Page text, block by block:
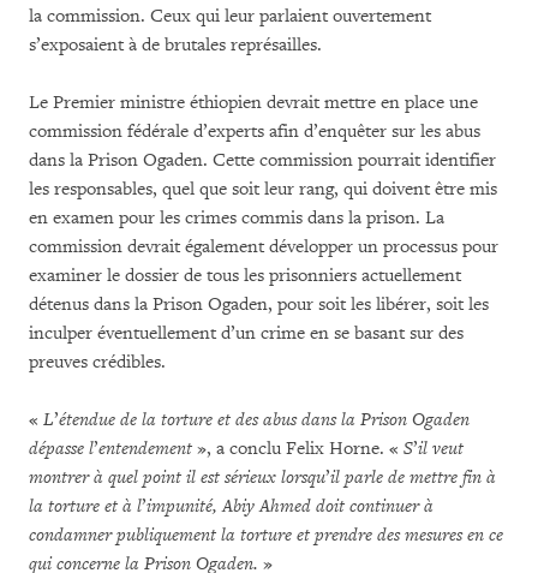
la commission. Ceux qui leur parlaient ouvertement
s’exposaient à de brutales représailles.
Le Premier ministre éthiopien devrait mettre en place une
commission fédérale d’experts afin d’enquêter sur les abus
dans la Prison Ogaden. Cette commission pourrait identifier
les responsables, quel que soit leur rang, qui doivent être mis
en examen pour les crimes commis dans la prison. La
commission devrait également développer un processus pour
examiner le dossier de tous les prisonniers actuellement
détenus dans la Prison Ogaden, pour soit les libérer, soit les
inculper éventuellement d’un crime en se basant sur des
preuves crédibles.
« L’étendue de la torture et des abus dans la Prison Ogaden
dépasse l’entendement », a conclu Felix Horne. « S’il veut
montrer à quel point il est sérieux lorsqu’il parle de mettre fin à
la torture et à l’impunité, Abiy Ahmed doit continuer à
condamner publiquement la torture et prendre des mesures en ce
qui concerne la Prison Ogaden. »